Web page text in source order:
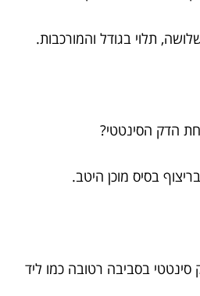
תלוי בגודל והמורכבות.
הדק הסינטטי?
בסיס מוכן היטב.
בסביבה רטובה כמו ליד